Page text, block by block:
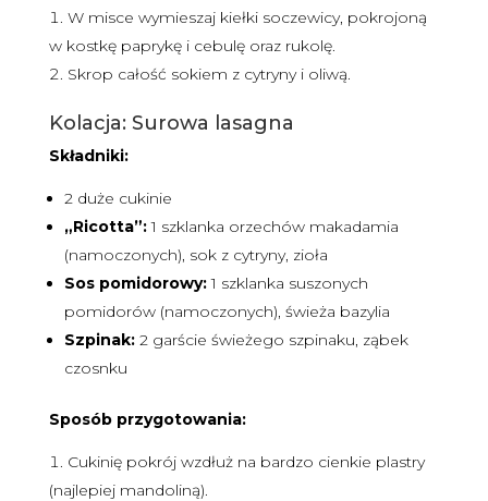
W misce wymieszaj kiełki soczewicy, pokrojoną
w kostkę paprykę i cebulę oraz rukolę.
Skrop całość sokiem z cytryny i oliwą.
Kolacja: Surowa lasagna
Składniki:
2 duże cukinie
„Ricotta”:1 szklanka orzechów makadamia
(namoczonych), sok z cytryny, zioła
Sos pomidorowy:1 szklanka suszonych
pomidorów (namoczonych), świeża bazylia
Szpinak:2 garście świeżego szpinaku, ząbek
czosnku
Sposób przygotowania:
Cukinię pokrój wzdłuż na bardzo cienkie plastry
(najlepiej mandoliną).